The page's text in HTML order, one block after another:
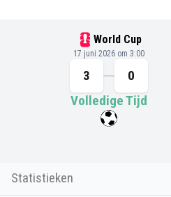
World Cup
17 juni 2026 om 3:00
3
0
Volledige Tijd
Statistieken